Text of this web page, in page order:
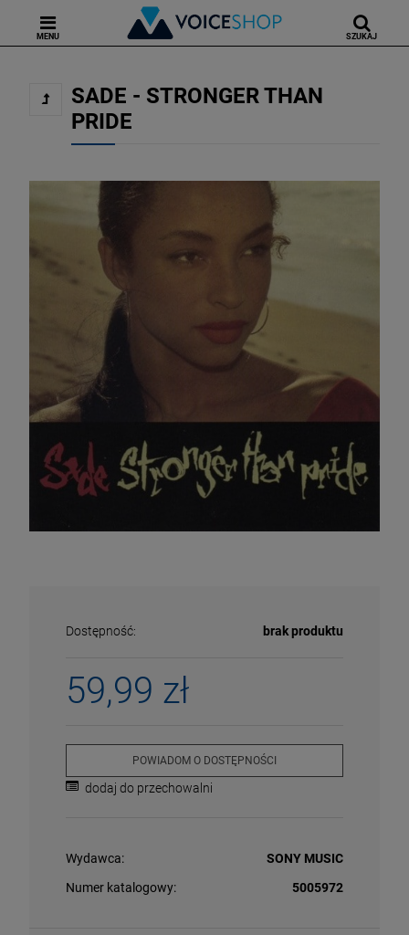
MENU SZUKAJ
SADE - STRONGER THAN
PRIDE
Dostępność: brak produktu
59,99 zł
POWIADOM O DOSTĘPNOŚCI
dodaj do przechowalni
Wydawca:
SONY MUSIC
Numer katalogowy:
5005972